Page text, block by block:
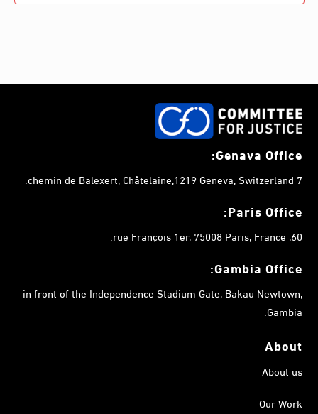
Genava Office:
7 chemin de Balexert, Châtelaine,1219 Geneva, Switzerland.
Paris Office:
60, rue François 1er, 75008 Paris, France.
Gambia Office:
in front of the Independence Stadium Gate, Bakau Newtown,
Gambia.
About
About us
Our Work